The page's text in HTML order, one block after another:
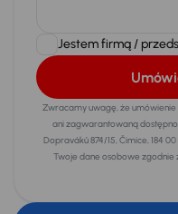
Jestem firmą /
Zwracamy uwagę, że
ani zagwarantowaną
Dopraváků 874/15, Čimice, 184
Twoje dane osobowe